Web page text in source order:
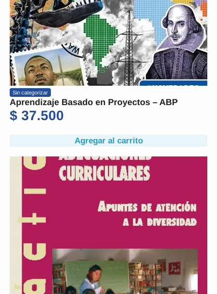
Sin categorizar
Aprendizaje Basado en Proyectos – ABP
$ 37.500
Agregar al carrito